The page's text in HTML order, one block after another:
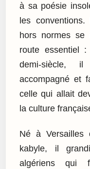
à sa poésie
les
hors normes se
route essentiel :
demi-siècle,
accompagné et
celle qui allait
la culture
Né à Versailles
kabyle, il
algériens qui